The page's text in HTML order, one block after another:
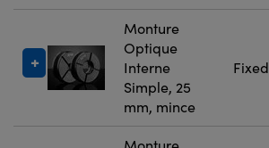
Monture
Optique
Interne
Simple, 25
mm, mince
Fixed